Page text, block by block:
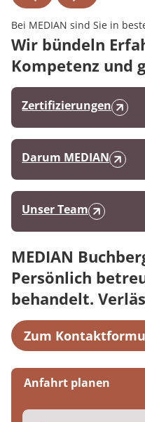
Bei MEDIAN sind Sie in
Wir bündeln
Kompetenz und
Zertifizierungen
Darum MEDIAN
Unser Team
MEDIAN
Persönlich
behandelt.
Zum
Anfahrt planen